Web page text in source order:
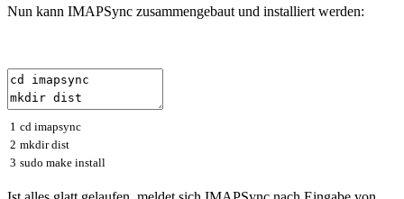
Nun kann IMAPSync zusammengebaut und installiert werden:
1
2
3
cd imapsync
mkdirdist
sudo make install